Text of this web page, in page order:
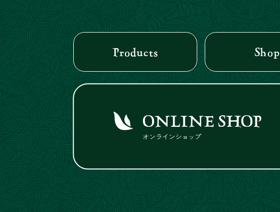
Products Shop
ONLINE SHOP
オンラインショップ